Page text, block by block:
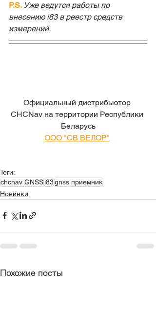
P.S. Уже ведутся работы по
внесению i83 в реестр средств
измерений.
Официальный дистрибьютор
CHCNav на территории Республики
Беларусь
ООО "СВ ВЕЛОР"
Теги:
chcnav GNSSi83gnss приемник
Новинки
Похожие посты